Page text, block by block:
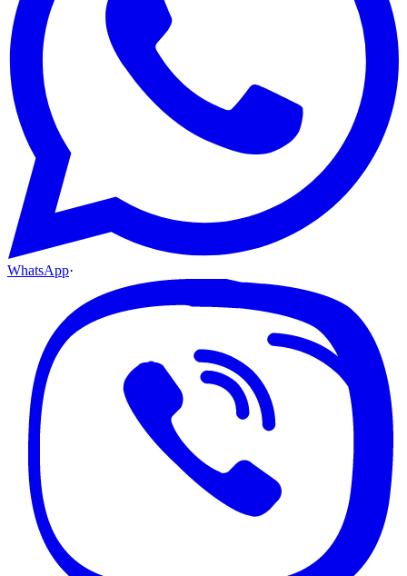
WhatsApp·